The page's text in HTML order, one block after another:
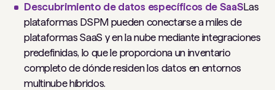
Descubrimiento de datos específicos de SaaSLas
plataformas DSPM pueden conectarse a miles de
plataformas SaaS y en la nube mediante integraciones
predefinidas, lo que le proporciona un inventario
completo de dónde residen los datos en entornos
multinube híbridos.